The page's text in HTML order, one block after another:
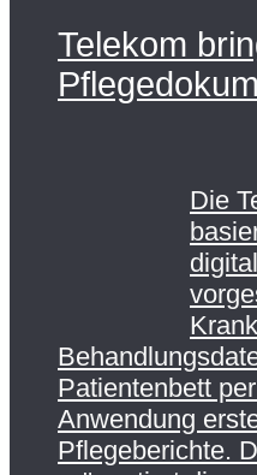
Telekom
Die
Patientenbett
Anwendung
Pflegeberichte.